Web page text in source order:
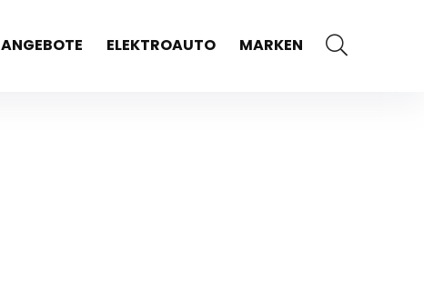
ANGEBOTE ELEKTROAUTO MARKEN